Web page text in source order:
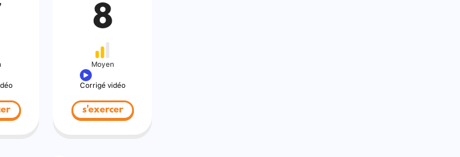
8
Moyen
Corrigé vidéo
s'exercer